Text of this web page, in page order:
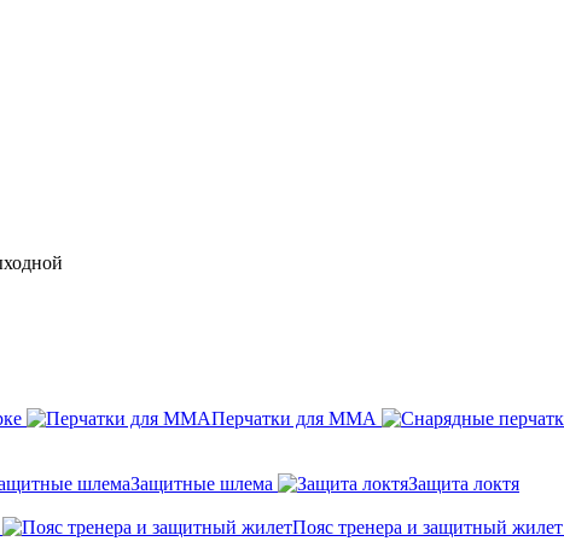
Перчатки для ММА
Защитные шлема Защита локтя
Пояс тренера и защитный жилет